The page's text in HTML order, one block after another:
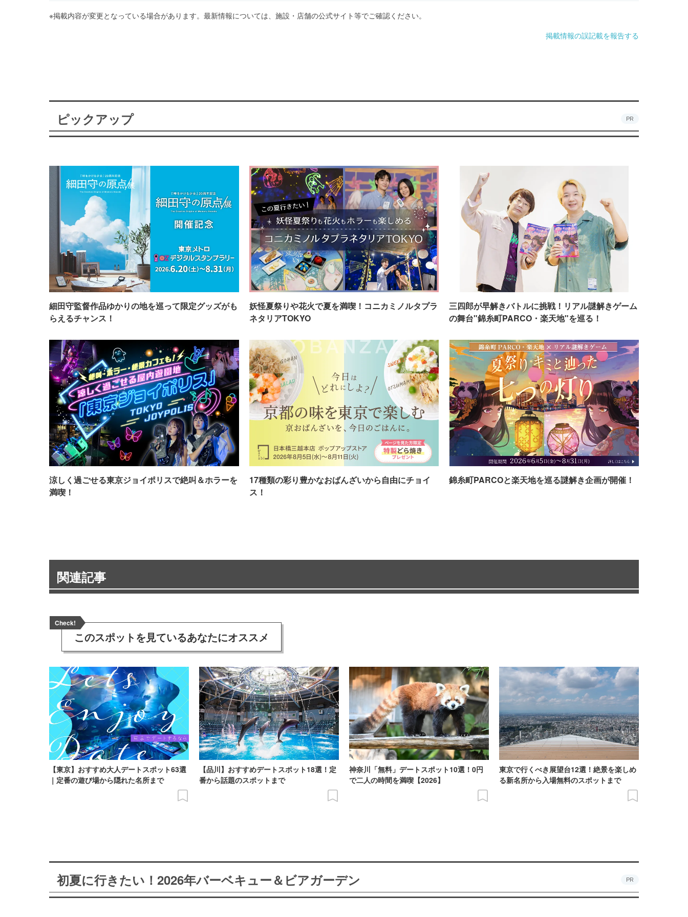
※掲載内容が変更となっている場合があります。最新情報については、施設・店舗の公式サイト等でご確認ください。
掲載情報の誤記載を報告する
ピックアップ PR
細田守監督作品ゆかりの地を巡って限定グッズがも
らえるチャンス！
妖怪夏祭りや花火で夏を満喫！コニカミノルタプラ
ネタリアTOKYO
三四郎が早解きバトルに挑戦！リアル謎解きゲーム
の舞台"錦糸町PARCO・楽天地"を巡る！
涼しく過ごせる東京ジョイポリスで絶叫＆ホラーを
満喫！
17種類の彩り豊かなおばんざいから自由にチョイ
ス！
錦糸町PARCOと楽天地を巡る謎解き企画が開催！
関連記事
Check!
このスポットを見ているあなたにオススメ
【東京】おすすめ大人デートスポット63選
｜定番の遊び場から隠れた名所まで
【品川】おすすめデートスポット18選！定
番から話題のスポットまで
神奈川「無料」デートスポット10選！0円
で二人の時間を満喫【2026】
東京で行くべき展望台12選！絶景を楽しめ
る新名所から入場無料のスポットまで
初夏に行きたい！2026年バーベキュー＆ビアガーデン PR